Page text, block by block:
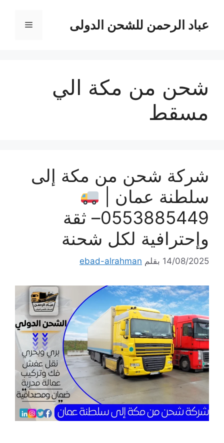
المحتوىعباد الرحمن للشحن الدولى القائمة
شحن من مكة الي
مسقط
شركة شحن من مكة إلى
سلطنة عمان |
0553885449– ثقة
وإحترافية لكل شحنة
14/08/2025 بقلم ebad-alrahman